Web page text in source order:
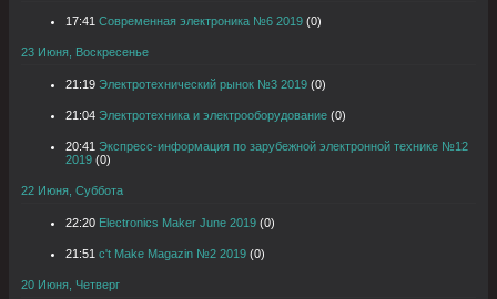
17:41 Современная электроника №6 2019 (0)
23 Июня, Воскресенье
21:19 Электротехнический рынок №3 2019 (0)
21:04 Электротехника и электрооборудование (0)
20:41 Экспресс-информация по зарубежной электронной технике №12
2019 (0)
22 Июня, Суббота
22:20 Electronics Maker June 2019 (0)
21:51 c't Make Magazin №2 2019 (0)
20 Июня, Четверг